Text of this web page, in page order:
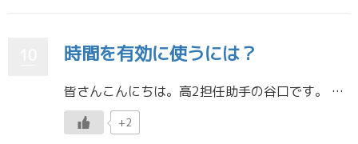
時間を有効に使うには？
皆さんこんにちは。高2担任助手の谷口です。 私は、この春に金沢大学の大学院に進学しました。 所属する研究室の新入生が私だけで、 学校では孤独なので、東進で私を見かけたら優しく話しかけてあげてください。 とても喜びます！ […]
+2